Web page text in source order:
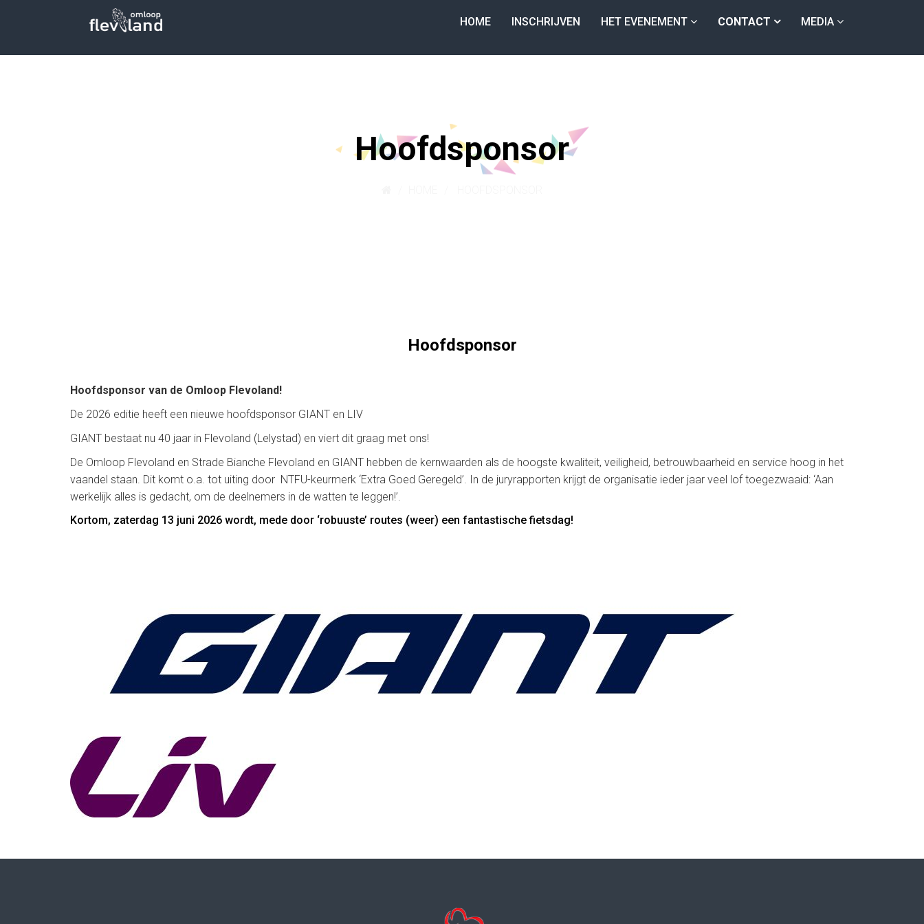
HOME INSCHRIJVEN HET EVENEMENT CONTACT MEDIA
Hoofdsponsor
Hoofdsponsor
Hoofdsponsor van de Omloop Flevoland!
De 2026 editie heeft een nieuwe hoofdsponsor GIANT en LIV
GIANT bestaat nu 40 jaar in Flevoland (Lelystad) en viert dit graag met ons!
De Omloop Flevoland en Strade Bianche Flevoland en GIANT hebben de kernwaarden als de hoogste kwaliteit, veiligheid, betrouwbaarheid en service hoog in het
vaandel staan. Dit komt o.a. tot uiting door NTFU-keurmerk ‘Extra Goed Geregeld’. In de juryrapporten krijgt de organisatie ieder jaar veel lof toegezwaaid: ‘Aan
werkelijk alles is gedacht, om de deelnemers in de watten te leggen!’.
Kortom, zaterdag 13 juni 2026 wordt, mede door ‘robuuste’ routes (weer) een fantastische fietsdag!